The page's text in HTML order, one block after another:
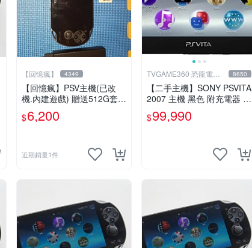
【回憶瘋】 4349
【回憶瘋】PSV主機(已改
機.內建遊戲) 贈送512G套卡
8成5新 1000型
$6,200
近期銷量1件
TVGAME360 恐龍電玩- 8650
【二手主機】SONY PSVITA
2007 主機 黑色 附充電器 U
SB傳輸線 PS VITA PSV【台
中恐龍電玩】
$99,990